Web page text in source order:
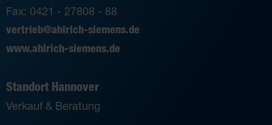
Fax: 0421 - 27808 - 88
vertrieb@ahlrich-siemens.de
www.ahlrich-siemens.de
Standort Hannover
Verkauf & Beratung